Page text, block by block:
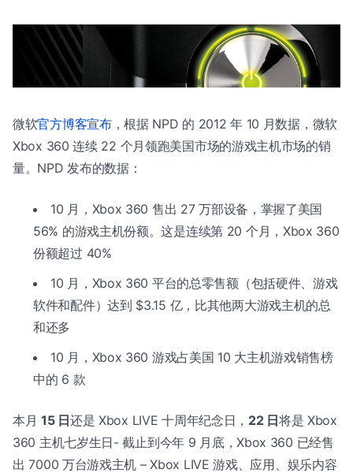
微软官方博客宣布，根据 NPD 的 2012 年 10 月数据，微软
Xbox 360 连续 22 个月领跑美国市场的游戏主机市场的销
量。NPD 发布的数据：
10 月，Xbox 360 售出 27 万部设备，掌握了美国
56% 的游戏主机份额。这是连续第 20 个月，Xbox 360
份额超过 40%
10 月，Xbox 360 平台的总零售额（包括硬件、游戏
软件和配件）达到 $3.15 亿，比其他两大游戏主机的总
和还多
10 月，Xbox 360 游戏占美国 10 大主机游戏销售榜
中的 6 款
本月15 日还是 Xbox LIVE 十周年纪念日， 22 日将是 Xbox
360 主机七岁生日- 截止到今年 9 月底，Xbox 360 已经售
出 7000 万台游戏主机 – Xbox LIVE 游戏、应用、娱乐内容